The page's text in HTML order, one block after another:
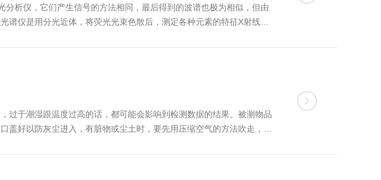
析仪，它们产生信号的方法相同，最后得到的波谱也极为相似，但由
仪是用分光近体，将荧光光束色散后，测定各种元素的特征X射线波
过于潮湿跟温度过高的话，都可能会影响到检测数据的结果。被测物品
好以防灰尘进入，有脏物或尘土时，要先用压缩空气的方法吹走，再